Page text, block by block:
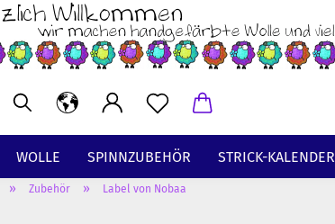
WOLLE SPINNZUBEHÖR STRICK-KALENDER
» Zubehör » Label von Nobaa